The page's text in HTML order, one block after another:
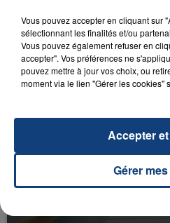
INCENDIE MORTEL À
SON BÉBÉ ENTRE LA
Un homme s'est immolé
aspergé sa compagne et
d'un liquide inflammable.
UNE ADOLESCENTE
Vous pouvez accepter en cliquant sur
sélectionnant les finalités et/ou
Vous pouvez également refuser en
accepter". Vos préférences ne
pouvez mettre à jour vos choix, ou
moment via le lien "Gérer les cookies"
Gérer
Accepter